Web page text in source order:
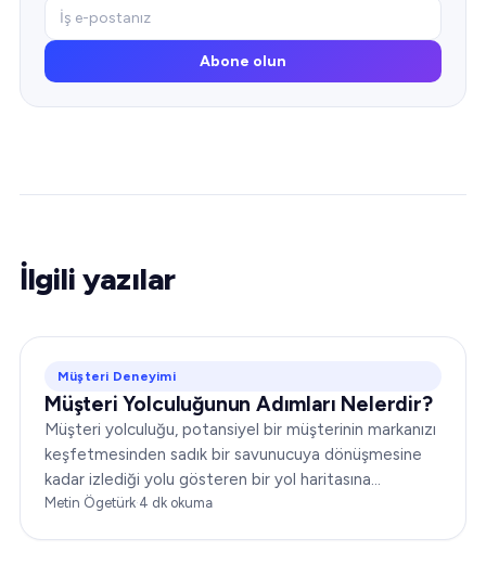
Abone olun
İlgili yazılar
Müşteri Deneyimi
Müşteri Yolculuğunun Adımları Nelerdir?
Müşteri yolculuğu, potansiyel bir müşterinin markanızı
keşfetmesinden sadık bir savunucuya dönüşmesine
kadar izlediği yolu gösteren bir yol haritasına
benzetilebilir. Pazarlama ve müşteri hizmetleri
Metin Ögetürk·4 dk okuma